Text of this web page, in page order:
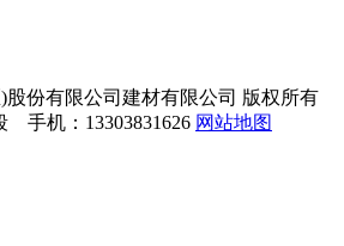
股份有限公司建材有限公司 版权所有
手机：13303831626 网站地图